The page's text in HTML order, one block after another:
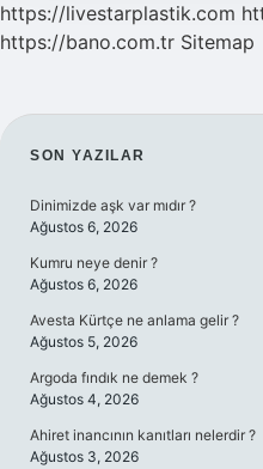
https://livestarplastik.com
https://bano.com.tr Sitemap
SIDEBAR
SON YAZILAR
Dinimizde aşk var mıdır ?
Ağustos 6, 2026
Kumru neye denir ?
Ağustos 6, 2026
Avesta Kürtçe ne anlama gelir ?
Ağustos 5, 2026
Argoda fındık ne demek ?
Ağustos 4, 2026
Ahiret inancının kanıtları nelerdir ?
Ağustos 3, 2026